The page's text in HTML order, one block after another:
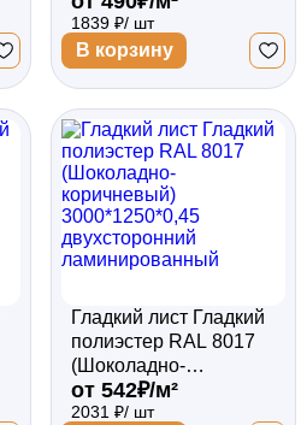
3000*1250*0,45
односторонний
ламинированный
1839 ₽/ шт
В корзину
Гладкий лист Гладкий
полиэстер RAL 8017
(Шоколадно-
коричневый)
3000*1250*0,45
от 542₽/м²
2031 ₽/ шт